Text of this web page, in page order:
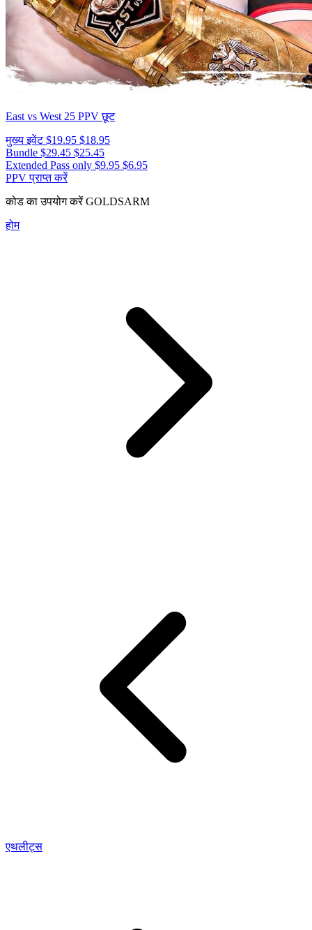
East vs West 25 PPV छूट
मुख्य इवेंट$19.95 $18.95
Bundle $29.45 $25.45
Extended Pass only $9.95 $6.95
PPV प्राप्त करें
कोड का उपयोग करेंGOLDSARM
होम
एथलीट्स